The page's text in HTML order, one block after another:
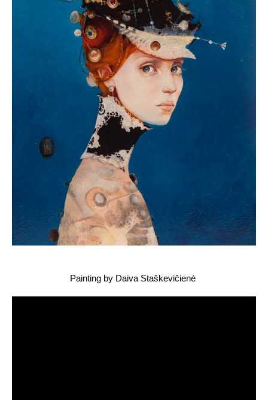
Painting by Daiva Staškevičienė